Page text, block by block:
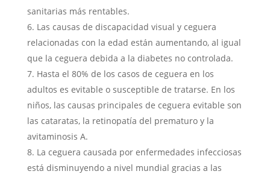
sanitarias más rentables.
Las causas de discapacidad visual y ceguera
relacionadas con la edad están aumentando, al igual
que la ceguera debida a la diabetes no controlada.
Hasta el 80% de los casos de ceguera en los
adultos es evitable o susceptible de tratarse. En los
niños, las causas principales de ceguera evitable son
las cataratas, la retinopatía del prematuro y la
avitaminosis A.
La ceguera causada por enfermedades infecciosas
está disminuyendo a nivel mundial gracias a las